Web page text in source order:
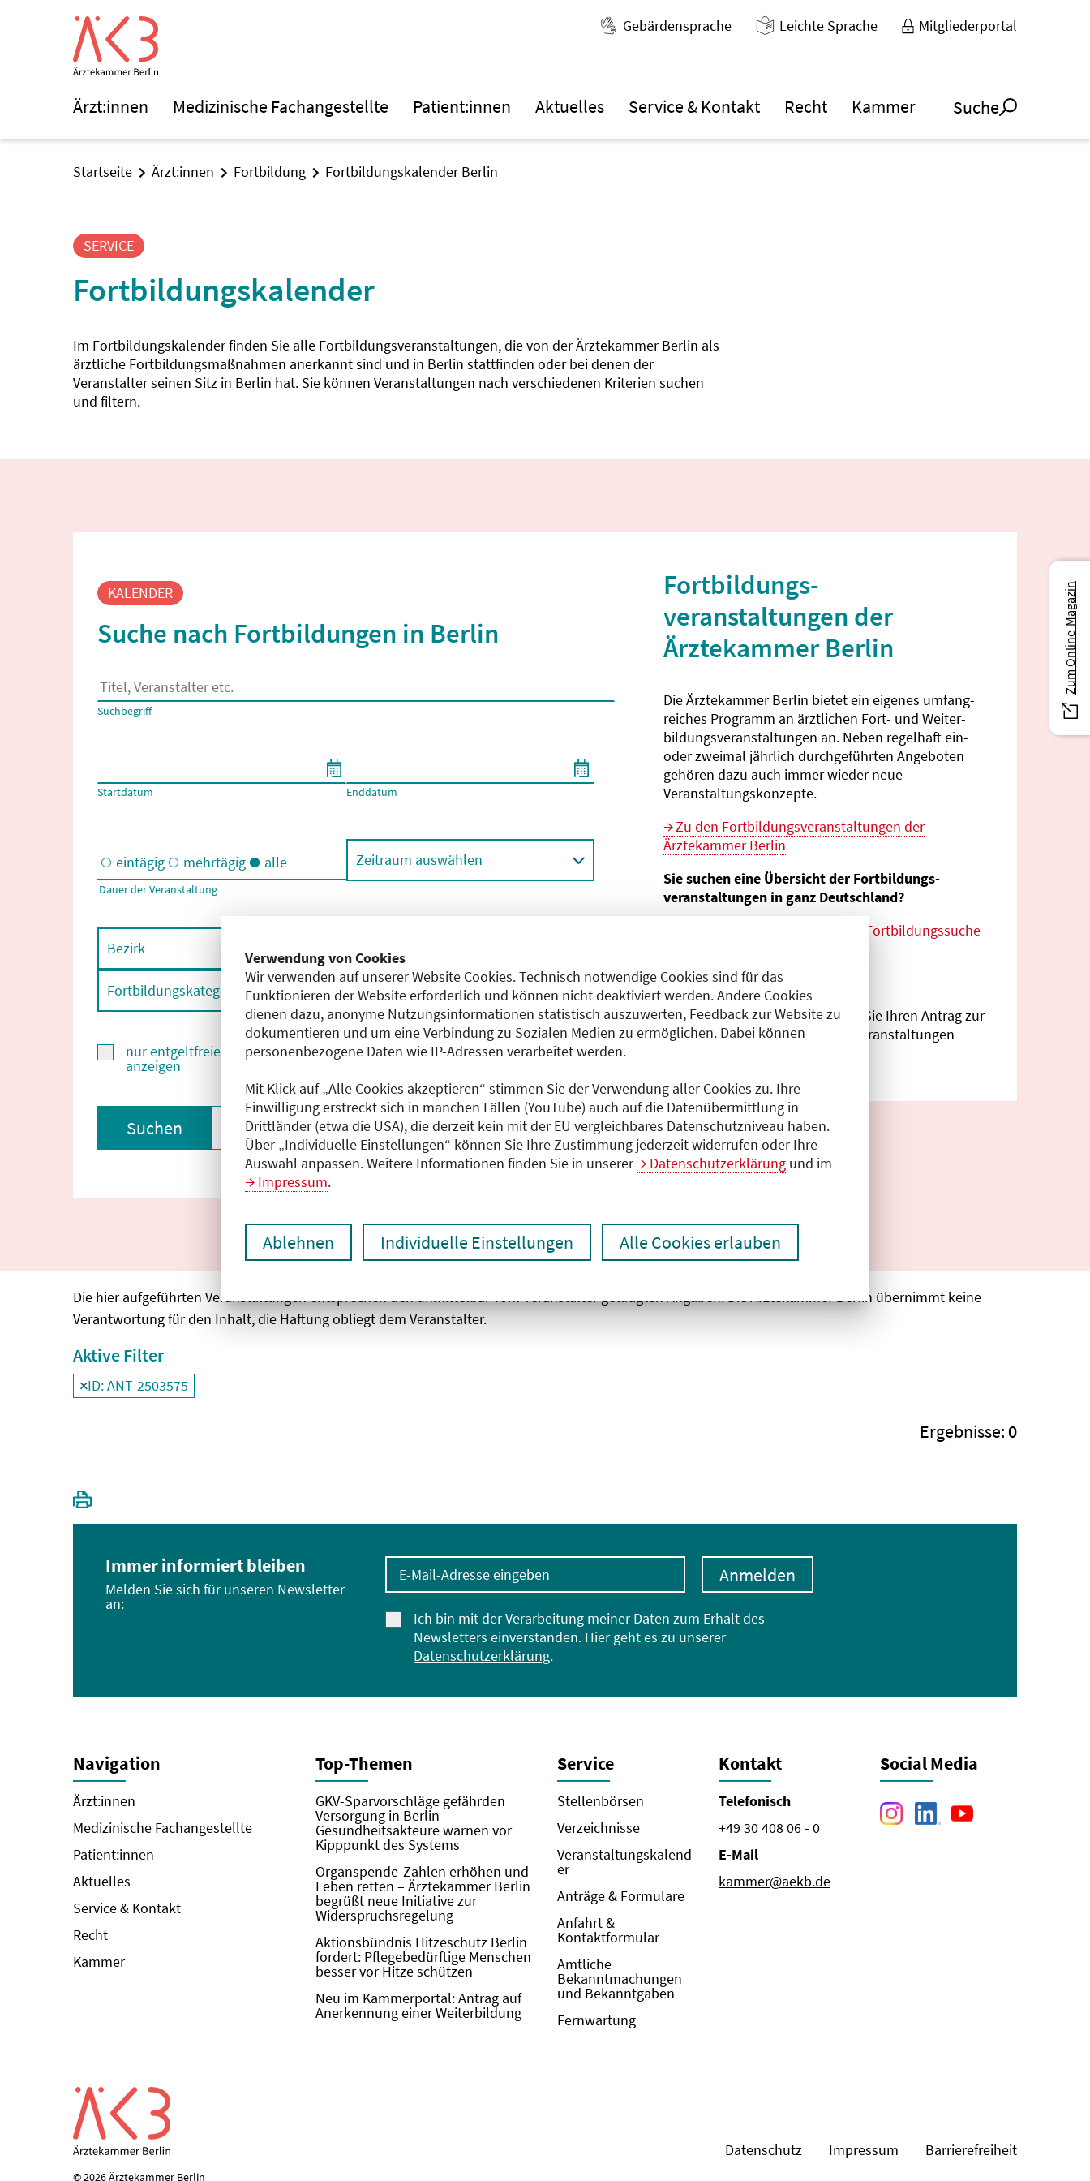
Verwendung von Cookies
Wir verwenden auf unserer Website Cookies. Technisch notwendige Cookies sind für das
Funktionieren der Website erforderlich und können nicht deaktiviert werden. Andere Cookies
dienen dazu, anonyme Nutzungsinformationen statistisch auszuwerten, Feedback zur Website zu
dokumentieren und um eine Verbindung zu Sozialen Medien zu ermöglichen. Dabei können
personenbezogene Daten wie IP-Adressen verarbeitet werden.
Mit Klick auf „Alle Cookies akzeptieren“ stimmen Sie der Verwendung aller Cookies zu. Ihre
Einwilligung erstreckt sich in manchen Fällen (YouTube) auch auf die Datenübermittlung in
Drittländer (etwa die USA), die derzeit kein mit der EU vergleichbares Datenschutzniveau haben.
Über „Individuelle Einstellungen“ können Sie Ihre Zustimmung jederzeit widerrufen oder Ihre
Auswahl anpassen. Weitere Informationen finden Sie in unserer
Datenschutzerklärung und im
Impressum.
Ablehnen Individuelle Einstellungen Alle Cookies erlauben
Gebärdensprache Leichte Sprache Mitgliederportal
Ärzt:innen Medizinische Fachangestellte Patient:innen Aktuelles Service & Kontakt Recht Kammer Suche
Startseite Ärzt:innen Fortbildung Fortbildungskalender Berlin
SERVICE
Fortbildungskalender
Im Fortbildungskalender finden Sie alle Fortbildungsveranstaltungen, die von der Ärztekammer Berlin als
ärztliche Fortbildungsmaßnahmen anerkannt sind und in Berlin stattfinden oder bei denen der
Veranstalter seinen Sitz in Berlin hat. Sie können Veranstaltungen nach verschiedenen Kriterien suchen
und filtern.
KALENDER
Suche nach Fortbildungen in Berlin
Es erscheinen Suchvorschläge, wenn mindestens 2 Zeichen eingegeben wurden.
Suchbegriff
Startdatum Enddatum
Eintägige und/oder mehrtägige Veranstaltungen
eintägig mehrtägig alle
Dauer der Veranstaltung
Zeitraum auswählen
Bezirk
Fortbildungskategorie Fachgebiet
nur entgeltfreie Fortbildungen
anzeigen
Suchen Filter zurücksetzen Ergebnisse drucken
Fortbildungs­
veranstaltungen der
Ärztekammer Berlin
Die Ärztekammer Berlin bietet ein eigenes umfang­
reiches Programm an ärztlichen Fort- und Weiter­
bildungs­veranstaltungen an. Neben regelhaft ein-
oder zweimal jährlich durch­geführten Angeboten
gehören dazu auch immer wieder neue
Veranstaltungs­konzepte.
Zu den Fortbildungs­veranstaltungen der
Ärztekammer Berlin
Sie suchen eine Übersicht der Fortbildungs­
veranstaltungen in ganz Deutschland?
bundes­weiten Fortbildungs­suche
Sie sind Veranstalter?
Im
CME-Antragsportalkönnen Sie Ihren Antrag zur
Anerkennung von Fortbildungs­veranstaltungen
Die hier aufgeführten Veranstaltungen entsprechen den unmittelbar vom Veranstalter getätigten Angaben. Die Ärztekammer Berlin übernimmt keine
Verantwortung für den Inhalt, die Haftung obliegt dem Veranstalter.
Aktive Filter
Filter
ID: ANT-2503575
deaktivieren und Suchergebnisse neu laden
Ergebnisse:0
Immer informiert bleiben
Melden Sie sich für unseren Newsletter
an:
E-Mail-Adresse eingeben
Ich bin mit der Verarbeitung meiner Daten zum Erhalt des
Newsletters einverstanden. Hier geht es zu unserer
Datenschutzerklärung.
Anmelden
Navigation
Ärzt:innen
Medizinische Fachangestellte
Patient:innen
Aktuelles
Service & Kontakt
Recht
Kammer
Top-Themen
GKV-Sparvorschläge gefährden
Versorgung in Berlin –
Gesundheitsakteure warnen vor
Kipppunkt des Systems
Organspende-Zahlen erhöhen und
Leben retten – Ärztekammer Berlin
begrüßt neue Initiative zur
Widerspruchsregelung
Aktionsbündnis Hitzeschutz Berlin
fordert: Pflegebedürftige Menschen
besser vor Hitze schützen
Neu im Kammerportal: Antrag auf
Anerkennung einer Weiterbildung
Service
Stellenbörsen
Verzeichnisse
Veranstaltungskalend
er
Anträge & Formulare
Anfahrt &
Kontaktformular
Amtliche
Bekanntmachungen
und Bekanntgaben
Fernwartung
Kontakt
Telefonisch
+49 30 408 06 - 0
E-Mail
kammer@aekb.de
Social Media
Datenschutz Impressum Barrierefreiheit
© 2026 Ärztekammer Berlin
Zum Online-Magazin